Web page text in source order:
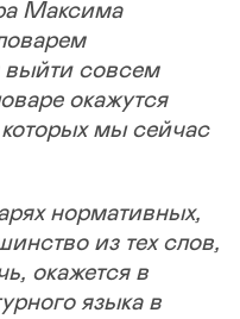
Максима
совсем
окажутся
мы сейчас
нормативных,
из тех слов,
окажется в
языка в